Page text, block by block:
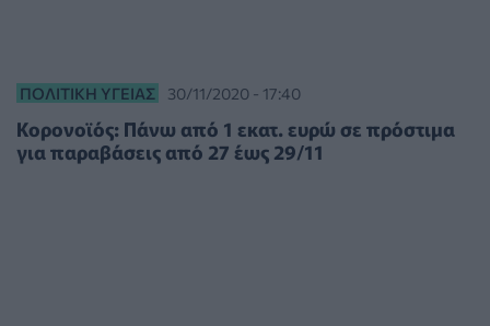
ΠΟΛΙΤΙΚΉ ΥΓΕΊΑΣ 30/11/2020 - 17:40
Κορονοϊός: Πάνω από 1 εκατ. ευρώ σε πρόστιμα
για παραβάσεις από 27 έως 29/11